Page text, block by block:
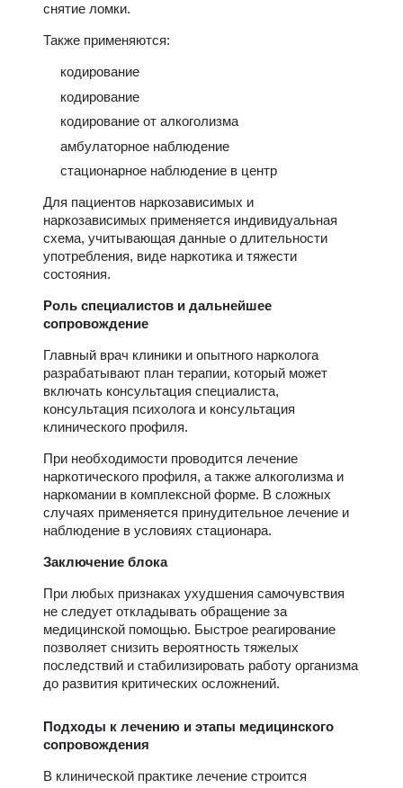
снятие ломки.
Также применяются:
кодирование
кодирование
кодирование от алкоголизма
амбулаторное наблюдение
стационарное наблюдение в центр
Для пациентов наркозависимых и
наркозависимых применяется индивидуальная
схема, учитывающая данные о длительности
употребления, виде наркотика и тяжести
состояния.
Роль специалистов и дальнейшее
сопровождение
Главный врач клиники и опытного нарколога
разрабатывают план терапии, который может
включать консультация специалиста,
консультация психолога и консультация
клинического профиля.
При необходимости проводится лечение
наркотического профиля, а также алкоголизма и
наркомании в комплексной форме. В сложных
случаях применяется принудительное лечение и
наблюдение в условиях стационара.
Заключение блока
При любых признаках ухудшения самочувствия
не следует откладывать обращение за
медицинской помощью. Быстрое реагирование
позволяет снизить вероятность тяжелых
последствий и стабилизировать работу организма
до развития критических осложнений.
Подходы к лечению и этапы медицинского
сопровождения
В клинической практике лечение строится